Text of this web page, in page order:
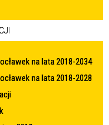
na lata 2018-2034
na lata 2018-2028